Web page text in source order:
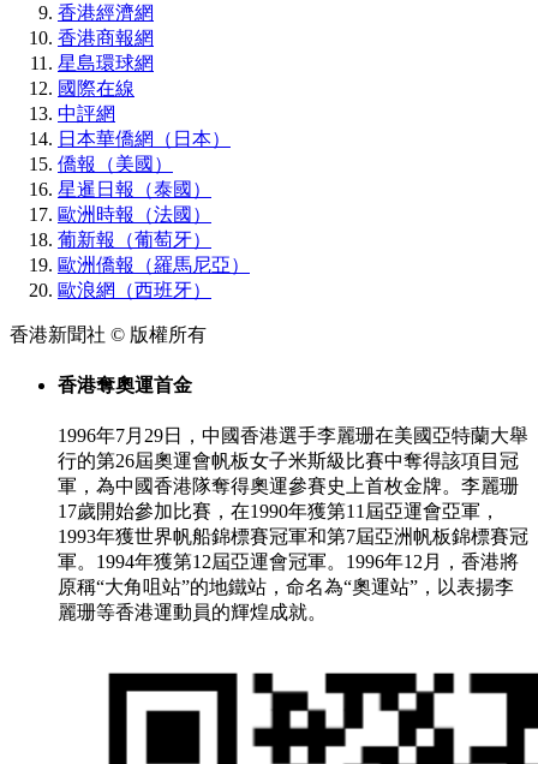
香港經濟網
香港商報網
星島環球網
國際在線
中評網
日本華僑網（日本）
僑報（美國）
星暹日報（泰國）
歐洲時報（法國）
葡新報（葡萄牙）
歐洲僑報（羅馬尼亞）
歐浪網（西班牙）
香港新聞社 © 版權所有
香港奪奧運首金
1996年7月29日，中國香港選手李麗珊在美國亞特蘭大舉
行的第26屆奧運會帆板女子米斯級比賽中奪得該項目冠
軍，為中國香港隊奪得奧運參賽史上首枚金牌。李麗珊
17歲開始參加比賽，在1990年獲第11屆亞運會亞軍，
1993年獲世界帆船錦標賽冠軍和第7屆亞洲帆板錦標賽冠
軍。1994年獲第12屆亞運會冠軍。1996年12月，香港將
原稱“大角咀站”的地鐵站，命名為“奧運站”，以表揚李
麗珊等香港運動員的輝煌成就。